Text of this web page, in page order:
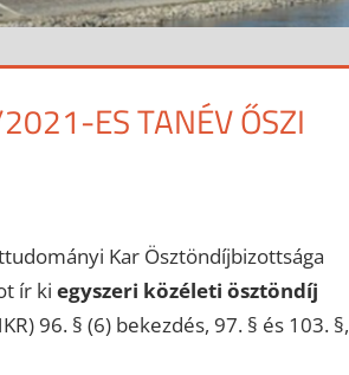
ES TANÉV ŐSZI
Kar Ösztöndíjbizottsága
ír ki egyszeri közéleti ösztöndíj
96. § (6) bekezdés, 97. § és 103. §,